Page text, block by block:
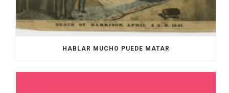
HABLAR MUCHO PUEDE MATAR